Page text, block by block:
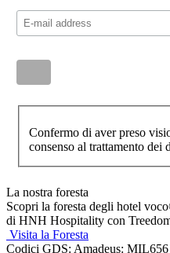
Confermo di aver preso
consenso al trattamento dei
La nostra foresta
Scopri la foresta degli hotel
di HNH Hospitality con
Visita la Foresta
Codici GDS: Amadeus: